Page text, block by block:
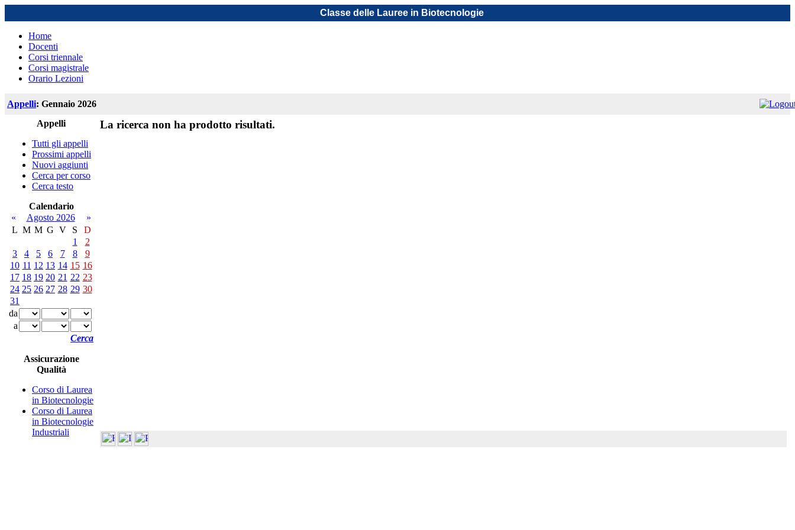
Classe delle Lauree in Biotecnologie
Home
Docenti
Corsi triennale
Corsi magistrale
Orario Lezioni
Appelli: Gennaio 2026
Appelli
Tutti gli appelli
Prossimi appelli
Nuovi aggiunti
Cerca per corso
Cerca testo
Calendario
«
Agosto 2026
»
L M M G V S
D
1
2
3
4 5 6 7 8
9
10 11 12 13 14 15 16
17 18 19 20 21 22 23
24 25 26 27 28 29 30
31
da
a
Cerca
Assicurazione
Qualità
Corso di Laurea
in Biotecnologie
Corso di Laurea
in Biotecnologie
Industriali
La ricerca non ha prodotto risultati.